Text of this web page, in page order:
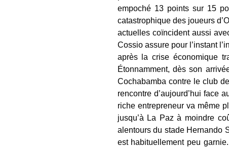
empoché 13 points sur 15
catastrophique des joueurs
actuelles coïncident aussi
Cossio assure pour l’instant
après la crise économique
Étonnamment, dès son
Cochabamba contre le club
rencontre d’aujourd’hui face
riche entrepreneur va même
jusqu’à La Paz à moindre
alentours du stade Hernando
est habituellement peu